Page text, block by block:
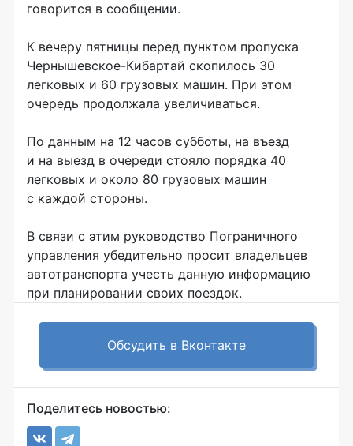
говорится в сообщении.
К вечеру пятницы перед пунктом пропуска
Чернышевское-Кибартай скопилось 30
легковых и 60 грузовых машин. При этом
очередь продолжала увеличиваться.
По данным на 12 часов субботы, на въезд
и на выезд в очереди стояло порядка 40
легковых и около 80 грузовых машин
с каждой стороны.
В связи с этим руководство Пограничного
управления убедительно просит владельцев
автотранспорта учесть данную информацию
при планировании своих поездок.
Обсудить в Вконтакте
Поделитесь новостью: